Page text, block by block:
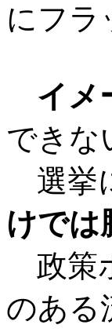
にフラ
イメ
できな
選挙
けでは
政策
のある